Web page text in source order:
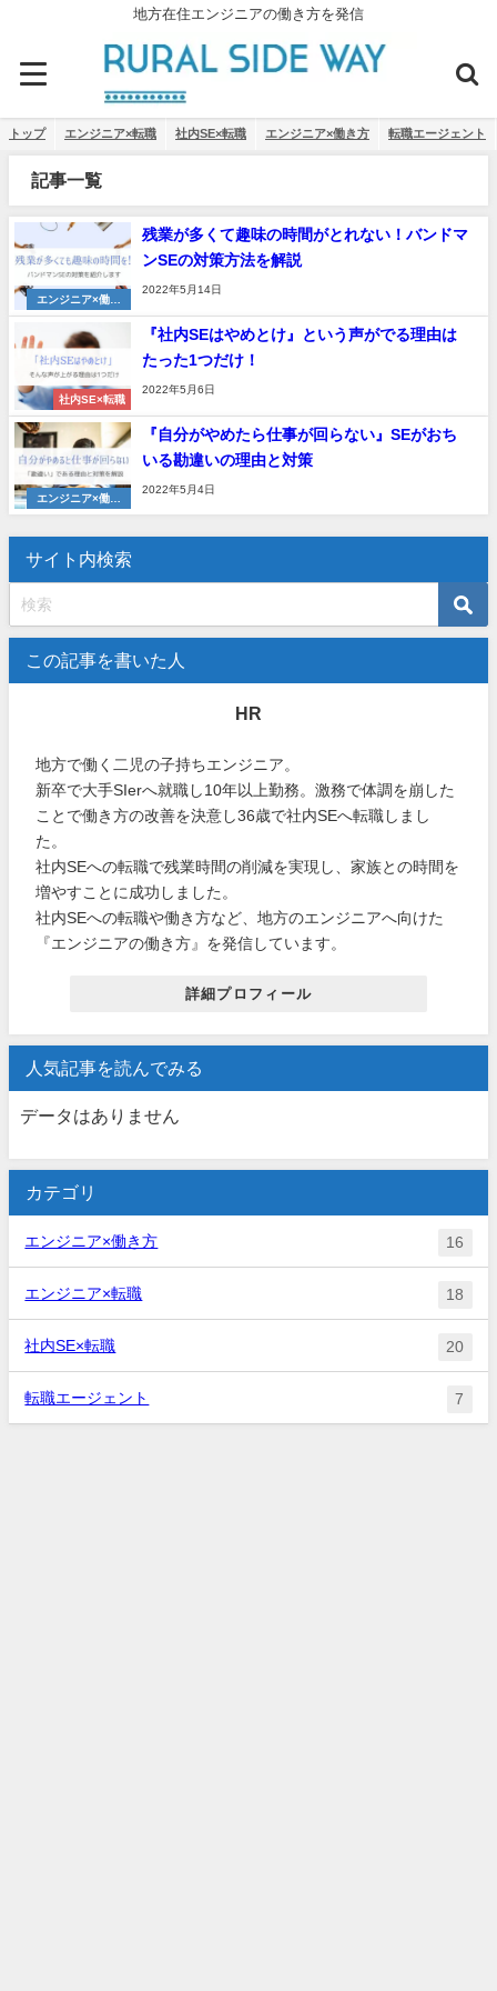
地方在住エンジニアの働き方を発信
トップ エンジニア×転職 社内SE×転職 エンジニア×働き方 転職エージェント
記事一覧
エンジニア×働き
方
残業が多くて趣味の時間がとれない！バンドマ
ンSEの対策方法を解説
2022年5月14日
社内SE×転職
『社内SEはやめとけ』という声がでる理由は
たった1つだけ！
2022年5月6日
エンジニア×働き
方
『自分がやめたら仕事が回らない』SEがおち
いる勘違いの理由と対策
2022年5月4日
サイト内検索
この記事を書いた人
HR
地方で働く二児の子持ちエンジニア。
新卒で大手SIerへ就職し10年以上勤務。激務で体調を崩した
ことで働き方の改善を決意し36歳で社内SEへ転職しまし
た。
社内SEへの転職で残業時間の削減を実現し、家族との時間を
増やすことに成功しました。
社内SEへの転職や働き方など、地方のエンジニアへ向けた
『エンジニアの働き方』を発信しています。
詳細プロフィール
人気記事を読んでみる
データはありません
カテゴリ
エンジニア×働き方 16
エンジニア×転職 18
社内SE×転職 20
転職エージェント 7